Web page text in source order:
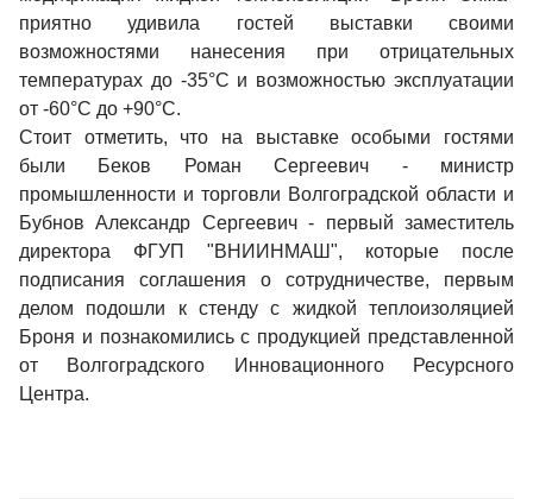
приятно удивила гостей выставки своими
возможностями нанесения при отрицательных
температурах до -35°С и возможностью эксплуатации
от -60°С до +90°С.
Стоит отметить, что на выставке особыми гостями
были Беков Роман Сергеевич - министр
промышленности и торговли Волгоградской области и
Бубнов Александр Сергеевич - первый заместитель
директора ФГУП "ВНИИНМАШ", которые после
подписания соглашения о сотрудничестве, первым
делом подошли к стенду с жидкой теплоизоляцией
Броня и познакомились с продукцией представленной
от Волгоградского Инновационного Ресурсного
Центра.